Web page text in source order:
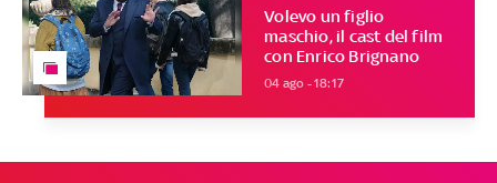
Volevo un figlio
maschio, il cast del film
con Enrico Brignano
04 ago - 18:17